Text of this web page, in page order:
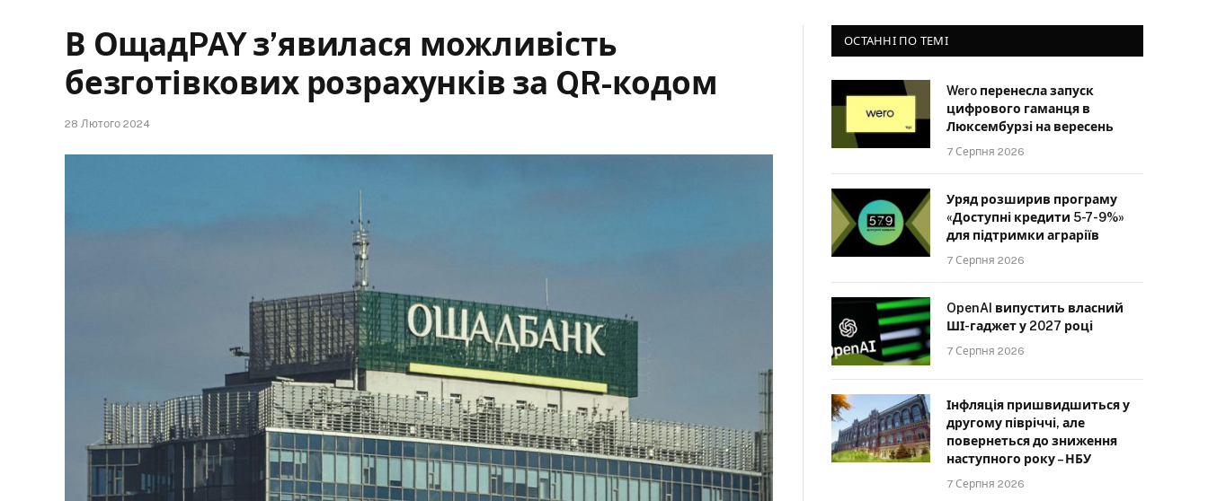
В ОщадPAY з’явилася можливість
безготівкових розрахунків за QR-кодом
28 Лютого 2024
ОСТАННІ ПО ТЕМІ
Wero перенесла запуск
цифрового гаманця в
Люксембурзі на вересень
7 Серпня 2026
Уряд розширив програму
«Доступні кредити 5-7-9%»
для підтримки аграріїв
7 Серпня 2026
OpenAI випустить власний
ШІ-гаджет у 2027 році
7 Серпня 2026
Інфляція пришвидшиться у
другому півріччі, але
повернеться до зниження
наступного року – НБУ
7 Серпня 2026